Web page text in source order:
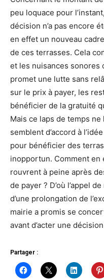
peu loquace pour
décision n’a pas encore
en effet un nouveau
de ces terrasses. Cela
et les nuisances sonores
promet une lutte sans
sur le prix à payer, les
bénéficier de la gratuité
Mais ce laps de temps
semblent d’accord à
pour bénéficier des
inopportun. Comment en
rouvrent à peine après
de payer ? D’où l’appel
d’une prolongation de
mairie a promis se
avant d’acter une
Partager :